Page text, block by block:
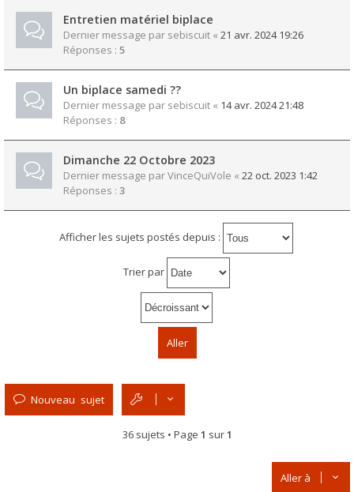
Entretien matériel biplace
Dernier message par sebiscuit « 21 avr. 2024 19:26
Réponses : 5
Un biplace samedi ??
Dernier message par sebiscuit « 14 avr. 2024 21:48
Réponses : 8
Dimanche 22 Octobre 2023
Dernier message parVinceQuiVole « 22 oct. 2023 1:42
Réponses : 3
Afficher les sujets postés depuis :
Trier par
Nouveau sujet
36 sujets • Page 1 sur1
Aller à